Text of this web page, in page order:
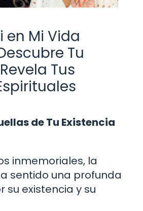
en Mi Vida
Tu
Tus
de Tu Existencia
inmemoriales, la
sentido una profunda
su existencia y su